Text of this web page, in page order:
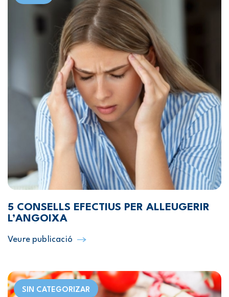
5 CONSELLS EFECTIUS PER ALLEUGERIR
L’ANGOIXA
Veure publicació
SIN CATEGORIZAR